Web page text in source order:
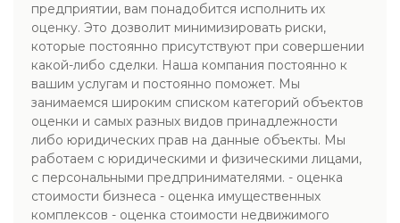
предприятии, вам понадобится исполнить их
оценку. Это дозволит минимизировать риски,
которые постоянно присутствуют при совершении
какой-либо сделки. Наша компания постоянно к
вашим услугам и постоянно поможет. Мы
занимаемся широким списком категорий объектов
оценки и самых разных видов принадлежности
либо юридических прав на данные объекты. Мы
работаем с юридическими и физическими лицами,
с персональными предпринимателями. - оценка
стоимости бизнеса - оценка имущественных
комплексов - оценка стоимости недвижимого